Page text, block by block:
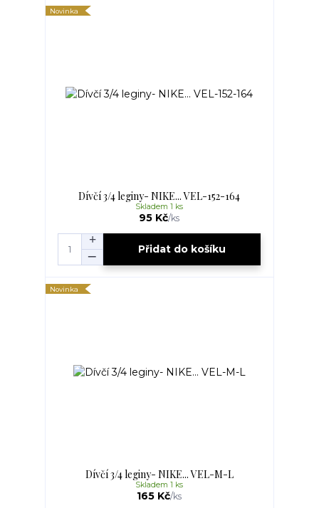
Novinka
Dívčí 3/4 leginy- NIKE... VEL-152-164
95 Kč/ks
Skladem 1 ks
Přidat do košíku
Novinka
Dívčí 3/4 leginy- NIKE... VEL-M-L
165 Kč/ks
Skladem 1 ks